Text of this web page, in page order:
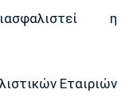
η
Εταιριών